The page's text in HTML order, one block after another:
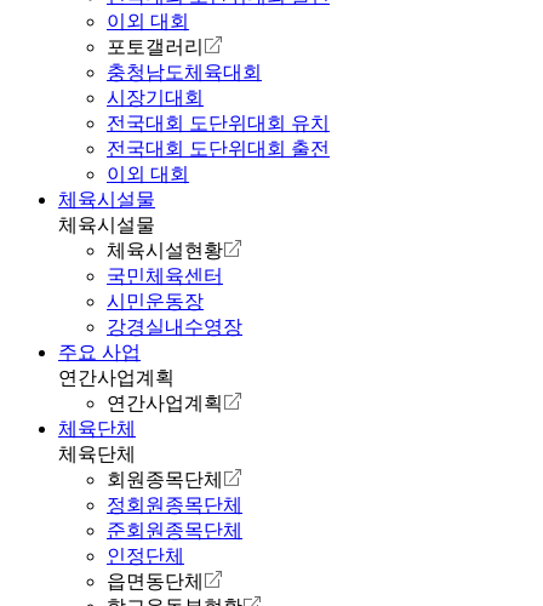
이외 대회
포토갤러리
충청남도체육대회
시장기대회
전국대회 도단위대회 유치
전국대회 도단위대회 출전
이외 대회
체육시설물
체육시설물
체육시설현황
국민체육센터
시민운동장
강경실내수영장
주요 사업
연간사업계획
연간사업계획
체육단체
체육단체
회원종목단체
정회원종목단체
준회원종목단체
인정단체
읍면동단체